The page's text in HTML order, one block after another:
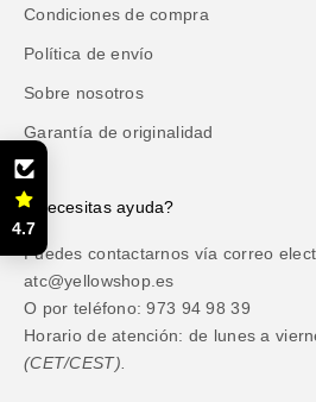
Condiciones de compra
Política de envío
Sobre nosotros
Garantía de originalidad
¿Necesitas ayuda?
Puedes contactarnos vía correo
atc@yellowshop.es
O por teléfono: 973 94 98 39
Horario de atención: de lunes a
(CET/CEST).
4.7